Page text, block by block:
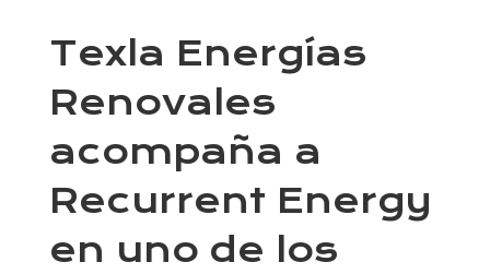
Texla Energías
Renovales
acompaña a
Recurrent Energy
en uno de los